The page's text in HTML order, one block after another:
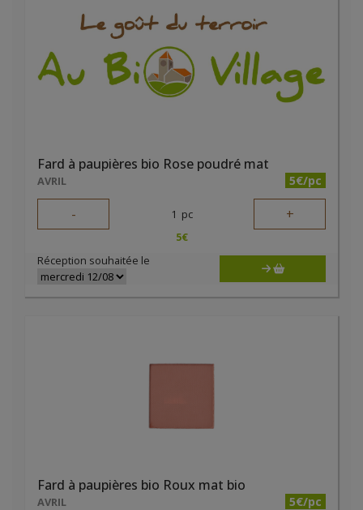
Fard à paupières bio Rose poudré mat
AVRIL 5€/pc
- 1 pc +
5€
Réception souhaitée le
Fard à paupières bio Roux mat bio
AVRIL 5€/pc